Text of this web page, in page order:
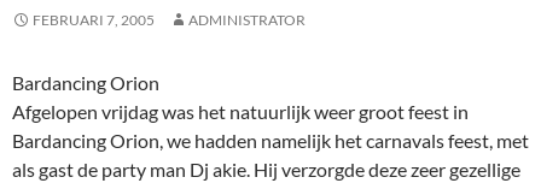
FEBRUARI 7, 2005 ADMINISTRATOR
Bardancing Orion
Afgelopen vrijdag was het natuurlijk weer groot feest in
Bardancing Orion, we hadden namelijk het carnavals feest, met
als gast de party man Dj akie. Hij verzorgde deze zeer gezellige